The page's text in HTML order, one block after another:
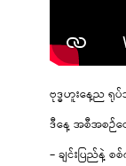
ဗုဒ္ဓဟူးနေ့ည ရု
ဒီနေ့ အစီအစဉ်
– ချင်းပြည်နဲ့